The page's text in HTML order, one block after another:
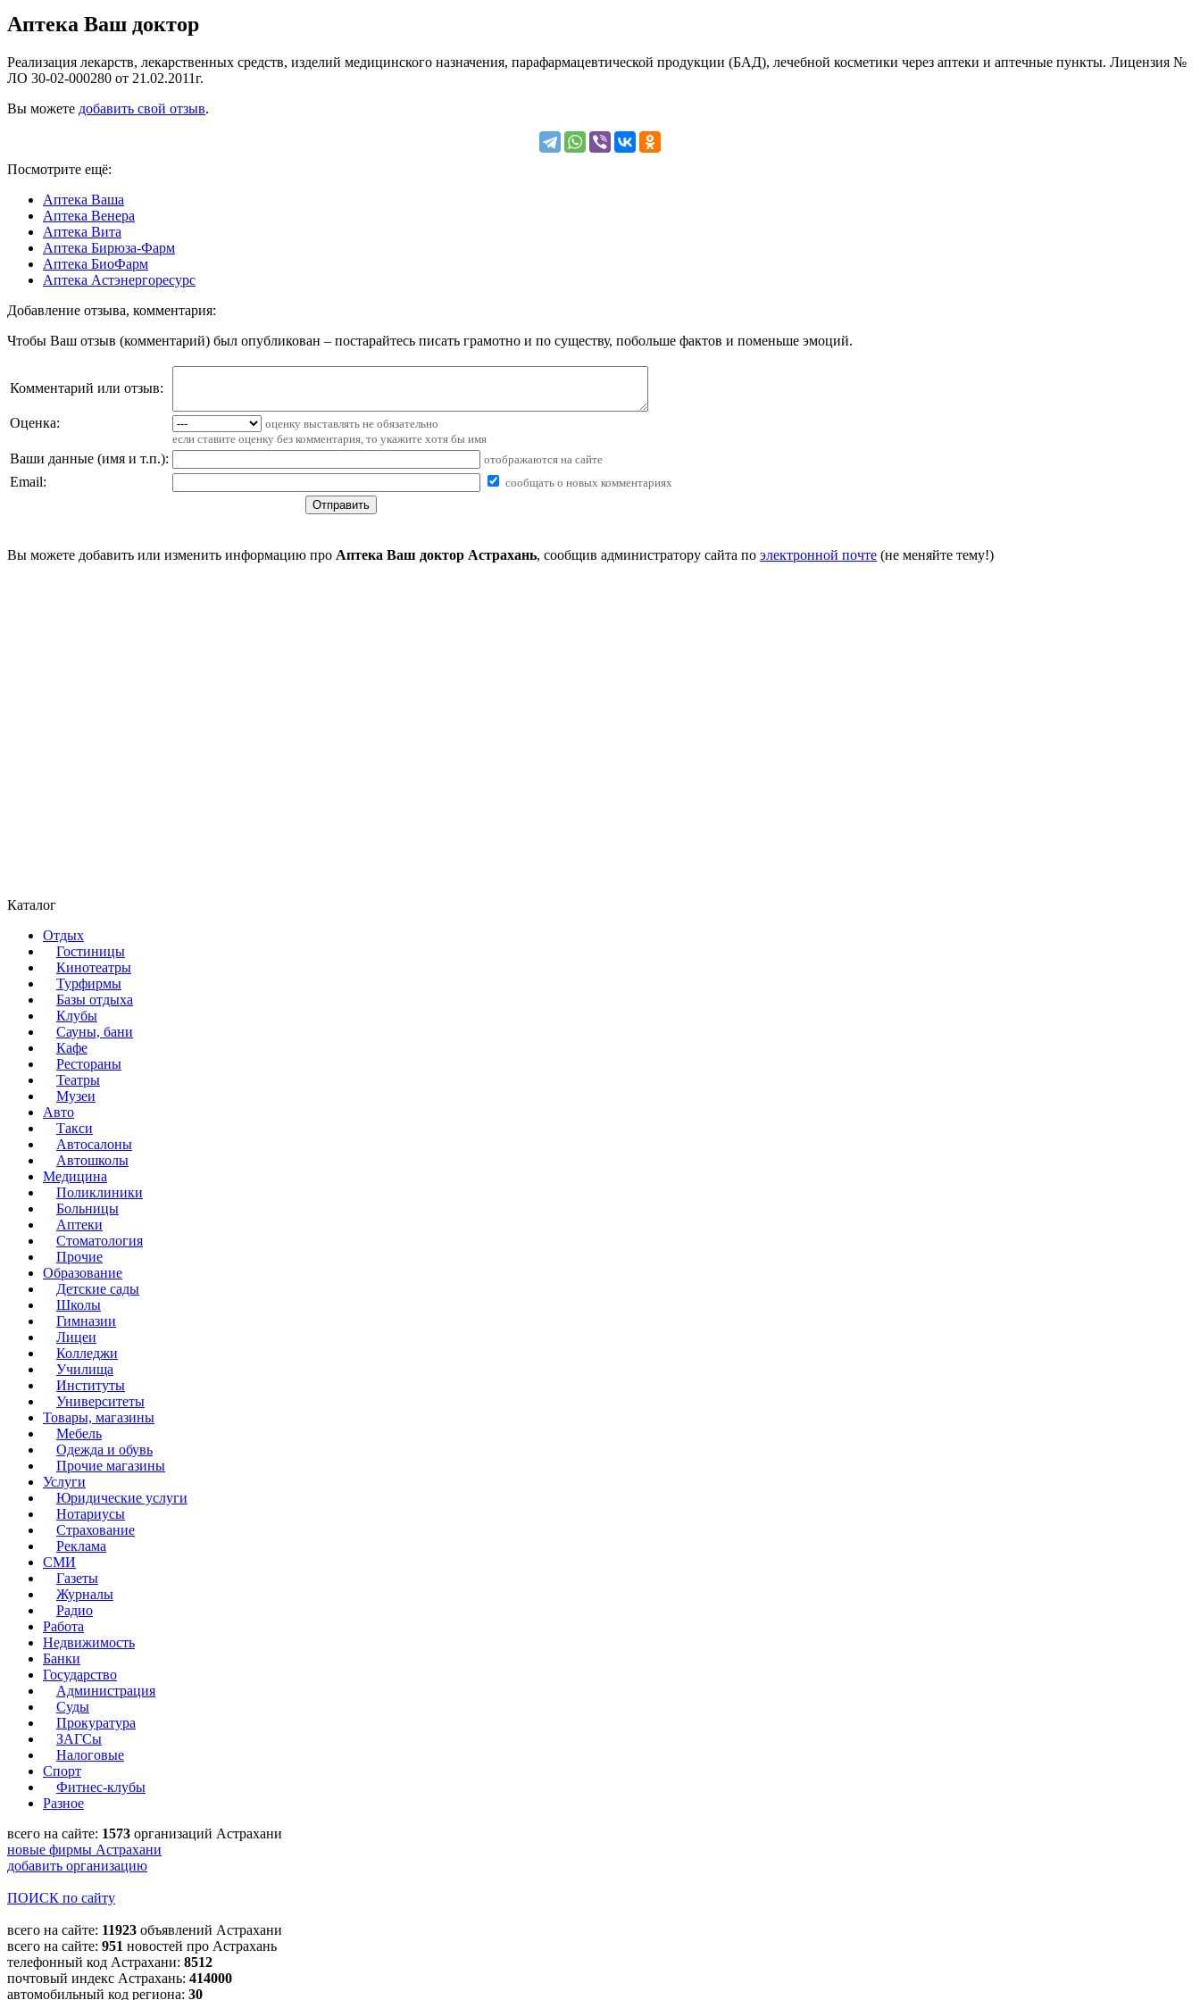
Аптека Ваш доктор
Реализация лекарств, лекарственных средств, изделий медицинского назначения, парафармацевтической продукции (БАД), лечебной косметики через аптеки и аптечные пункты. Лицензия №
ЛО 30-02-000280 от 21.02.2011г.
Вы можете добавить свой отзыв.
Посмотрите ещё:
Аптека Ваша
Аптека Венера
Аптека Вита
Аптека Бирюза-Фарм
Аптека БиоФарм
Аптека Астэнергоресурс
Добавление отзыва, комментария:
Чтобы Ваш отзыв (комментарий) был опубликован – постарайтесь писать грамотно и по существу, побольше фактов и поменьше эмоций.
Комментарий или отзыв:
Оценка:
оценку выставлять не обязательно
если ставите оценку без комментария, то укажите хотя бы имя
Ваши данные (имя и т.п.): отображаются на сайте
Email: сообщать о новых комментариях
Вы можете добавить или изменить информацию про Аптека Ваш доктор Астрахань, сообщив администратору сайта по электронной почте (не меняйте тему!)
Каталог
Отдых
Гостиницы
Кинотеатры
Турфирмы
Базы отдыха
Клубы
Сауны, бани
Кафе
Рестораны
Театры
Музеи
Авто
Такси
Автосалоны
Автошколы
Медицина
Поликлиники
Больницы
Аптеки
Стоматология
Прочие
Образование
Детские сады
Школы
Гимназии
Лицеи
Колледжи
Училища
Институты
Университеты
Товары, магазины
Мебель
Одежда и обувь
Прочие магазины
Услуги
Юридические услуги
Нотариусы
Страхование
Реклама
СМИ
Газеты
Журналы
Радио
Работа
Недвижимость
Банки
Государство
Администрация
Суды
Прокуратура
ЗАГСы
Налоговые
Спорт
Фитнес-клубы
Разное
всего на сайте: 1573 организаций Астрахани
новые фирмы Астрахани
добавить организацию
ПОИСК по сайту
всего на сайте: 11923 объявлений Астрахани
всего на сайте: 951 новостей про Астрахань
телефонный код Астрахани: 8512
почтовый индекс Астрахань: 414000
автомобильный код региона: 30